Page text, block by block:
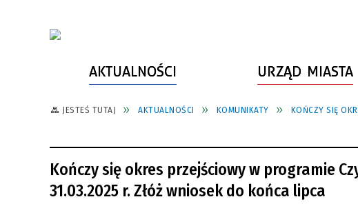
AKTUALNOŚCI URZĄD MIASTA
WŁADZE MIASTA
URZĄD STANU CYWILNEGO
RADA MIEJSKA
INFORMACJE O MIEŚCIE
PARTNERZY, NGO
JEDNOSTKI MIEJSKIE
SPORT
SZLAKI TURYSTYCZNE
ZABYTKI
ZAŁATW SPRAWĘ
BEZPIECZEŃSTWO
ZWIERZĘTA W GMINIE
JESTEŚ TUTAJ AKTUALNOŚCI KOMUNIKATY KOŃCZY SIĘ
Kończy się okres przejściowy w programie
31.03.2025 r. Złóż wniosek do końca lipca